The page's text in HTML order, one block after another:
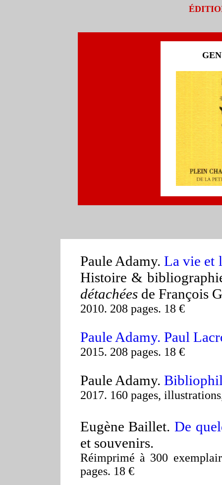
Paule Adamy. La vie et
Histoire &
détachées de François
2010. 208 pages. 18 €
Paule Adamy. Paul
2015. 208 pages. 18 €
Paule Adamy.
2017. 160 pages,
Eugène Baillet.De
et souvenirs.
Réimprimé à 300
pages. 18 €